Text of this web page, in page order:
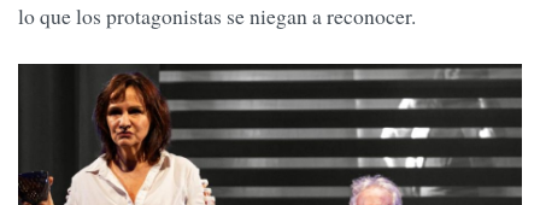
lo que los protagonistas se niegan a reconocer.